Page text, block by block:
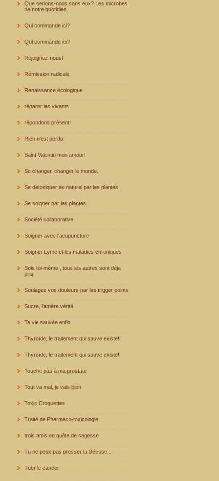
Que serions-nous sans eux? Les microbes
de notre quotidien.
Qui commande ici?
Qui commande ici?
Rejoignez-nous!
Rémission radicale
Renaissance écologique
réparer les vivants
répondons présent!
Rien n'est perdu
Saint Valentin mon amour!
Se changer, changer le monde.
Se détoxiquer au naturel par les plantes
Se soigner par les plantes.
Société collaborative
Soigner avec l'acupuncture
Soigner Lyme et les maladies chroniques
Sois toi-même , tous les autres sont déja
pris
Soulagez vos douleurs par les trigger points
Sucre, l'amère vérité
Ta vie sauvée enfin
Thyroïde, le traitement qui sauve existe!
Thyroïde, le traitement qui sauve existe!
Touche pas à ma prostate
Tout va mal, je vais bien
Toxic Croquettes
Traité de Pharmaco-toxicologie
trois amis en quête de sagesse
Tu ne peux pas presser la Déesse...
Tuer le cancer